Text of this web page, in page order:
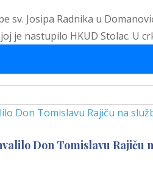
sv. Josipa Radnika u
je nastupilo HKUD Stolac. U
Don Tomislavu Rajiču